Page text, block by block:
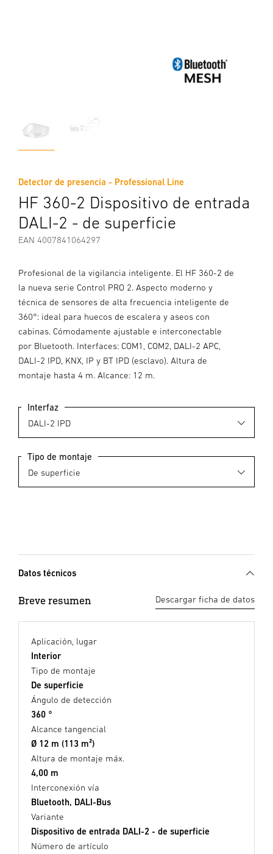
Detector de presencia - Professional Line
HF 360-2 Dispositivo de entrada
DALI-2 - de superficie
EAN 4007841064297
Profesional de la vigilancia inteligente. El HF 360-2 de
la nueva serie Control PRO 2. Aspecto moderno y
técnica de sensores de alta frecuencia inteligente de
360°: ideal para huecos de escalera y aseos con
cabinas. Cómodamente ajustable e interconectable
por Bluetooth. Interfaces: COM1, COM2, DALI-2 APC,
DALI-2 IPD, KNX, IP y BT IPD (esclavo). Altura de
montaje hasta 4 m. Alcance: 12 m.
Interfaz
Tipo de montaje
Datos técnicos
Breve resumen Descargar ficha de datos
Aplicación, lugar
Interior
Tipo de montaje
De superficie
Ángulo de detección
360 °
Alcance tangencial
Ø 12 m (113 m²)
Altura de montaje máx.
4,00 m
Interconexión vía
Bluetooth, DALI-Bus
Variante
Dispositivo de entrada DALI-2 - de superficie
Número de artículo